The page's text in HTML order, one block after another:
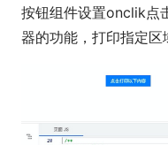
按钮组件设置onclik点
器的功能，打印指定区